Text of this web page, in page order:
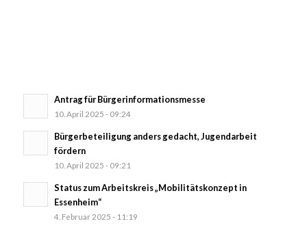
Antrag für Bürgerinformationsmesse
10. April 2025 - 09:24
Bürgerbeteiligung anders gedacht, Jugendarbeit
fördern
10. April 2025 - 09:21
Status zum Arbeitskreis „Mobilitätskonzept in
Essenheim“
4. Februar 2025 - 11:19